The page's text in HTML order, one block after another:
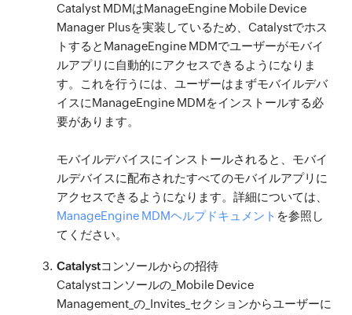
Catalyst MDMはManageEngine Mobile Device
Manager Plusを実装しているため、Catalystでホス
トするとManageEngine MDMでユーザーがモバイ
ルアプリに自動的にアクセスできるようになりま
す。これを行うには、ユーザーはまずモバイルデバ
イスにManageEngine MDMをインストールする必
要があります。
モバイルデバイスにインストールされると、モバイ
ルデバイスに配布されたすべてのモバイルアプリに
アクセスできるようになります。詳細については、
ManageEngine MDMヘルプドキュメント を参照し
てください。
Catalystコンソールからの招待
Catalystコンソールの_Mobile Device
Management_の_Invites_セクションからユーザーに